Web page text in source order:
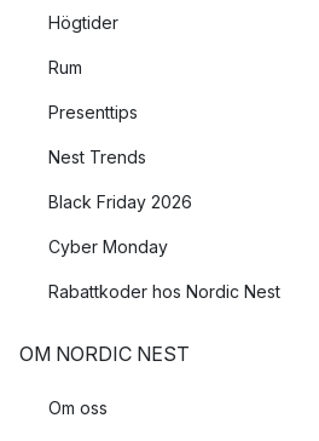
Högtider
Rum
Presenttips
Nest Trends
Black Friday 2026
Cyber Monday
Rabattkoder hos Nordic Nest
OM NORDIC NEST
Om oss